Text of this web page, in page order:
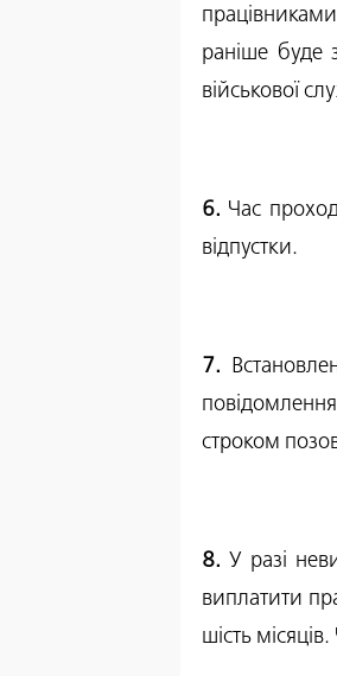
раніше буде
військової
6. Час
відпустки.
7.
строком
8. У разі
виплатити
шість